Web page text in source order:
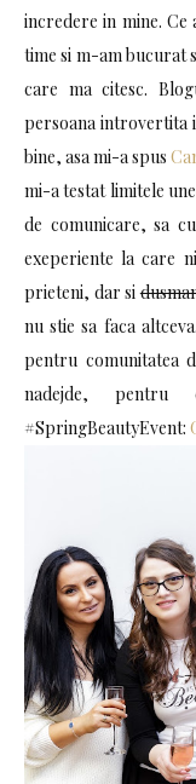
incredere in mine.
time si m-am bucurat
care ma citesc.
persoana introvertita
bine, asa mi-a spus
mi-a testat limitele
de comunicare, sa
exeperiente la care
prieteni, dar si
nu stie sa faca
pentru comunitatea
nadejde,
#SpringBeautyEvent: